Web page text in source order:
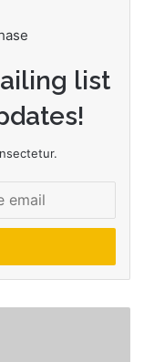
list